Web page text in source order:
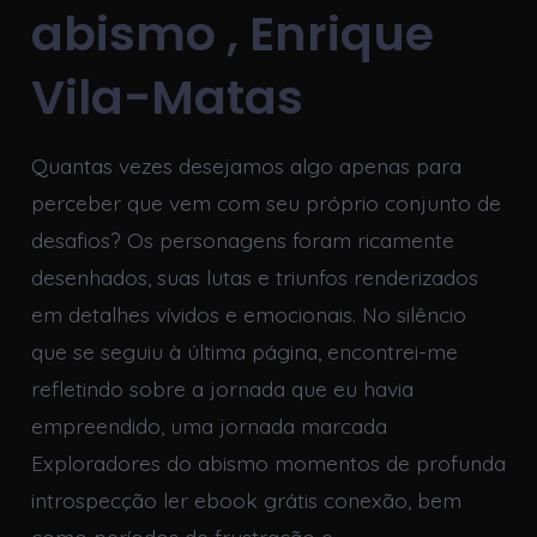
abismo , Enrique
Vila-Matas
Quantas vezes desejamos algo apenas para
perceber que vem com seu próprio conjunto de
desafios? Os personagens foram ricamente
desenhados, suas lutas e triunfos renderizados
em detalhes vívidos e emocionais. No silêncio
que se seguiu à última página, encontrei-me
refletindo sobre a jornada que eu havia
empreendido, uma jornada marcada
Exploradores do abismo momentos de profunda
introspecção ler ebook grátis conexão, bem